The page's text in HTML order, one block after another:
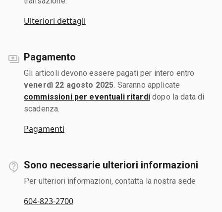
Ulteriori dettagli
Pagamento
Gli articoli devono essere pagati per intero entro
venerdì 22 agosto 2025 . Saranno applicate
commissioni per eventuali ritardidopo la data di
scadenza.
Pagamenti
Sono necessarie ulteriori informazioni
Per ulteriori informazioni, contatta la nostra sede
604-823-2700